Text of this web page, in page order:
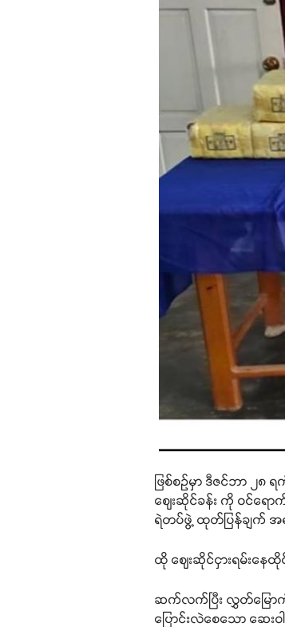
ဖြစ်စဉ်မှာ ဒီဇင်ဘာ ၂၈
ဈေးဆိုင်ခန်း ကို ဝင်ရော
ရဲတပ်ဖွဲ့ ထုတ်ပြန်ချက်
ထို ဈေးဆိုင်ငှားရမ်းနေ
ဆက်လက်ပြီး လွှတ်မြောက်
ပြောင်းလဲစေသော ဆေး